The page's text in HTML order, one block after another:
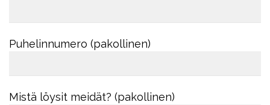
Puhelinnumero (pakollinen)
Mistä löysit meidät? (pakollinen)